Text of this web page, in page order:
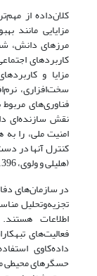
کلان‌داده از
مزایایی مانند
مرزهای دانش،
کاربردهای
مزایا و
سخت‌افزاری،
فناوری‌های
نقش سازنده‌ای
امنیت ملی، را
کنترل آنها در
(هلیلی و ولوی، 1396).
در سازمان‌های
تجزیه‌وتحلیل
اطلاعات
فعالیت‌های
داده‌کاوی
حسگرهای محیطی